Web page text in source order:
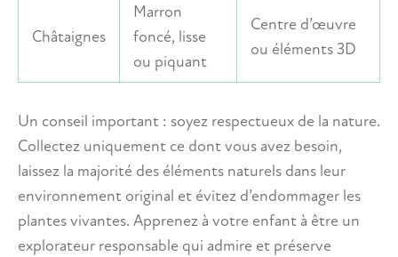
Châtaignes
Marron
foncé, lisse
ou piquant
Centre d’œuvre
ou éléments 3D
Un conseil important : soyez respectueux de la nature.
Collectez uniquement ce dont vous avez besoin,
laissez la majorité des éléments naturels dans leur
environnement original et évitez d’endommager les
plantes vivantes. Apprenez à votre enfant à être un
explorateur responsable qui admire et préserve